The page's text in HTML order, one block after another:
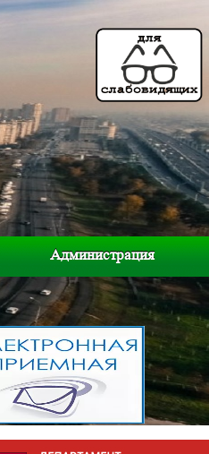
Администрация